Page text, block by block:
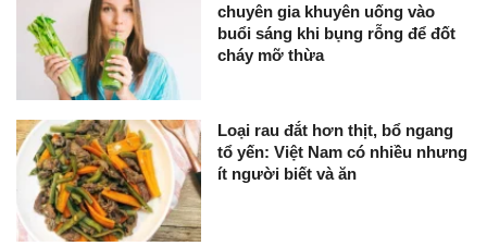
chuyên gia khuyên uống vào
buổi sáng khi bụng rỗng để đốt
cháy mỡ thừa
Loại rau đắt hơn thịt, bổ ngang
tổ yến: Việt Nam có nhiều nhưng
ít người biết và ăn